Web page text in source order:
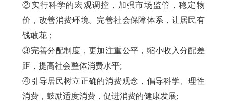
②实行科学的宏观调控，加强市场监管，稳定物
价，改善消费环境。完善社会保障体系，让居民有
钱敢花；
③完善分配制度，更加注重公平，缩小收入分配差
距，提高社会整体消费水平;
④引导居民树立正确的消费观念，倡导科学、理性
消费，鼓励适度消费，促进消费的健康发展;